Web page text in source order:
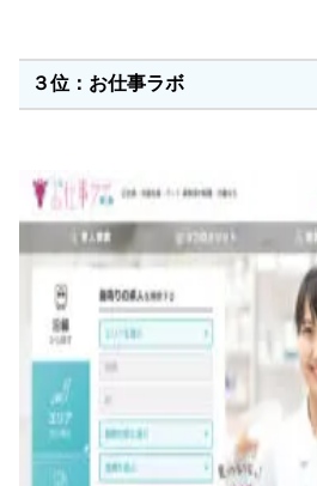
３位：お仕事ラボ